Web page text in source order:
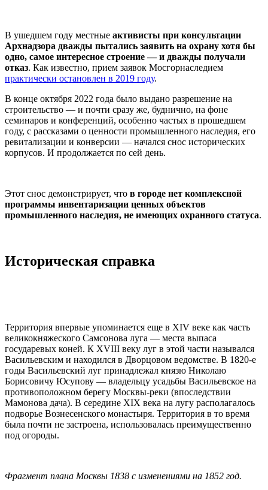
В ушедшем году местные активисты при консультации
Архнадзора дважды пытались заявить на охрану хотя бы
одно, самое интересное строение — и дважды получали
отказ. Как известно, прием заявок Мосгорнаследием
практически остановлен в 2019 году.
В конце октября 2022 года было выдано разрешение на
строительство — и почти сразу же, буднично, на фоне
семинаров и конференций, особенно частых в прошедшем
году, с рассказами о ценности промышленного наследия, его
ревитализации и конверсии — начался снос исторических
корпусов. И продолжается по сей день.
Этот снос демонстрирует, что в городе нет комплексной
программы инвентаризации ценных объектов
промышленного наследия, не имеющих охранного статуса.
Историческая справка
Территория впервые упоминается еще в XIV веке как часть
великокняжеского Самсонова луга — места выпаса
государевых коней. К XVIII веку луг в этой части назывался
Васильевским и находился в Дворцовом ведомстве. В 1820-е
годы Васильевский луг принадлежал князю Николаю
Борисовичу Юсупову — владельцу усадьбы Васильевское на
противоположном берегу Москвы-реки (впоследствии
Мамонова дача). В середине XIX века на лугу располагалось
подворье Вознесенского монастыря. Территория в то время
была почти не застроена, использовалась преимущественно
под огороды.
Фрагмент плана Москвы 1838 с изменениями на 1852 год.